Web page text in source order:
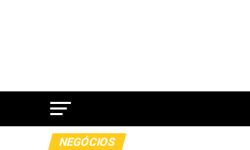
NEGÓCIOS